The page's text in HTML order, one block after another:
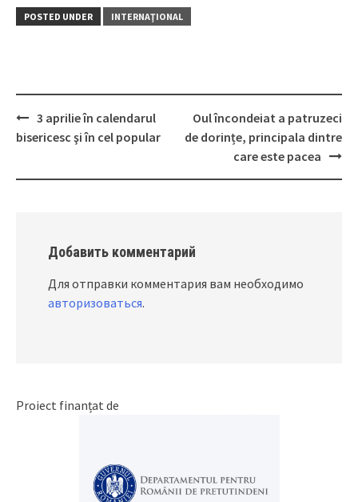
POSTED UNDER INTERNAŢIONAL
Post
3 aprilie în calendarul
bisericesc şi în cel popular
Oul încondeiat a patruzeci
de dorințe, principala dintre
care este pacea
Добавить комментарий
Для отправки комментария вам необходимо
авторизоваться.
Proiect finanțat de